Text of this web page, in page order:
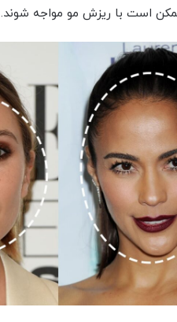
است با ریزش مو مواجه شوند.